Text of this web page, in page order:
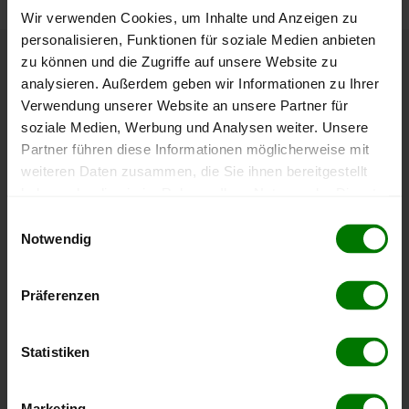
Wir verwenden Cookies, um Inhalte und Anzeigen zu
personalisieren, Funktionen für soziale Medien anbieten
zu können und die Zugriffe auf unsere Website zu
analysieren. Außerdem geben wir Informationen zu Ihrer
Verwendung unserer Website an unsere Partner für
soziale Medien, Werbung und Analysen weiter. Unsere
Partner führen diese Informationen möglicherweise mit
weiteren Daten zusammen, die Sie ihnen bereitgestellt
Notwendig
Präferenzen
Statistiken
Höchst- und Tiefststände der
Pelletspreise in Lieserbrücke
Die Tabelle zeigt dieHöchst- und Tiefststände der
Pelletspreise für lose Holzpellets. Das dazugehörige
Tiefststand
412,00 €